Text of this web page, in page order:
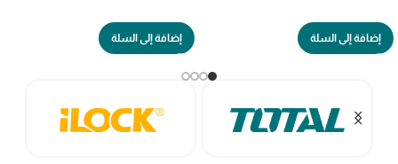
إضافة إلى السلة إضافة إلى السلة